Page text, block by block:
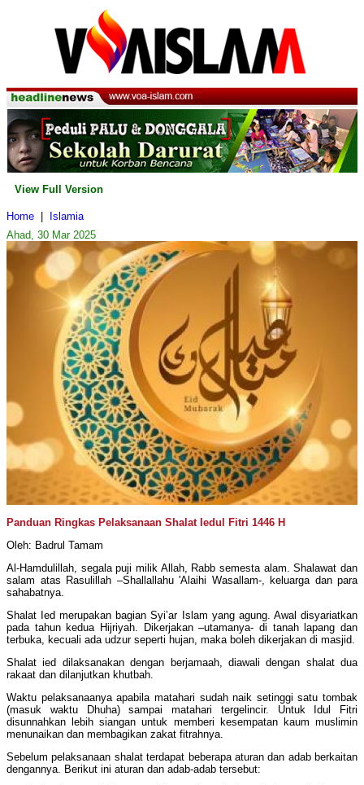
View Full Version
Home
Islamia
Ahad, 30 Mar 2025
Panduan Ringkas Pelaksanaan Shalat Iedul Fitri 1446 H
Oleh: Badrul Tamam
Al-Hamdulillah, segala puji milik Allah, Rabb semesta alam. Shalawat dan
salam atas Rasulillah –Shallallahu 'Alaihi Wasallam-, keluarga dan para
sahabatnya.
Shalat Ied merupakan bagian Syi’ar Islam yang agung. Awal disyariatkan
pada tahun kedua Hijriyah. Dikerjakan –utamanya- di tanah lapang dan
terbuka, kecuali ada udzur seperti hujan, maka boleh dikerjakan di masjid.
Shalat ied dilaksanakan dengan berjamaah, diawali dengan shalat dua
rakaat dan dilanjutkan khutbah.
Waktu pelaksanaanya apabila matahari sudah naik setinggi satu tombak
(masuk waktu Dhuha) sampai matahari tergelincir. Untuk Idul Fitri
disunnahkan lebih siangan untuk memberi kesempatan kaum muslimin
menunaikan dan membagikan zakat fitrahnya.
Sebelum pelaksanaan shalat terdapat beberapa aturan dan adab berkaitan
dengannya. Berikut ini aturan dan adab-adab tersebut: